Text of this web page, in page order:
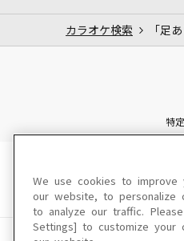
カラオケ検索 「足
特
We use cookies to improve
our website, to personalize
to analyze our traffic.
Settings] to customize your